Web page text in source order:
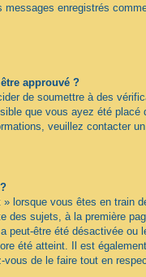
enregistrés
approuvé ?
de soumettre à des
que vous ayez été placé
veuillez contacter
lorsque vous êtes en train
des sujets, à la première
peut-être été désactivée ou
été atteint. Il est
de le faire tout en